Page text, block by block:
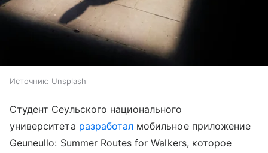
Источник: Unsplash
Студент Сеульского национального
университета разработал мобильное приложение
Geuneullo: Summer Routes for Walkers, которое